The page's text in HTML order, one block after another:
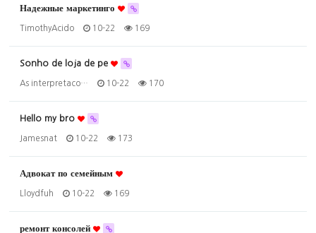
Надежные маркетинго
TimothyAcido 10-22 169
Sonho de loja de pe
As interpretaco… 10-22 170
Hello my bro
Jamesnat 10-22 173
Адвокат по семейным
Lloydfuh 10-22 169
ремонт консолей